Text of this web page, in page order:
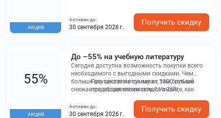
АКЦИЯ
Активен до:
30 сентября 2026 г.
Получить скидку
До –55% на учебную литературу
Сегодня доступна возможность покупки всего
необходимого с выгодными скидками. Чем
больше осуществляется заказ, тем больше
снижается общая стоимость ? Узнайте, как
При заказе на сумму от 3500 рублей
предоставляется скидка в 25%;
На покупки от 5000 рублей – скидка 35%;
55%
АКЦИЯ
Активен до:
30 сентября 2026 г.
Получить скидку